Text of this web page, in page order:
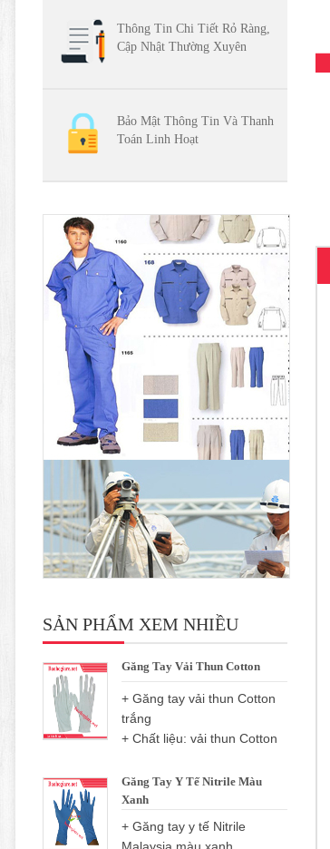
Thông Tin Chi Tiết Rỏ Ràng,
Cập Nhật Thường Xuyên
Bảo Mật Thông Tin Và Thanh
Toán Linh Hoạt
SẢN PHẨM XEM NHIỀU
Găng Tay Vải Thun Cotton
+ Găng tay vải thun Cotton
trắng
+ Chất liệu: vải thun Cotton
Găng Tay Y Tế Nitrile Màu
Xanh
+ Găng tay y tế Nitrile